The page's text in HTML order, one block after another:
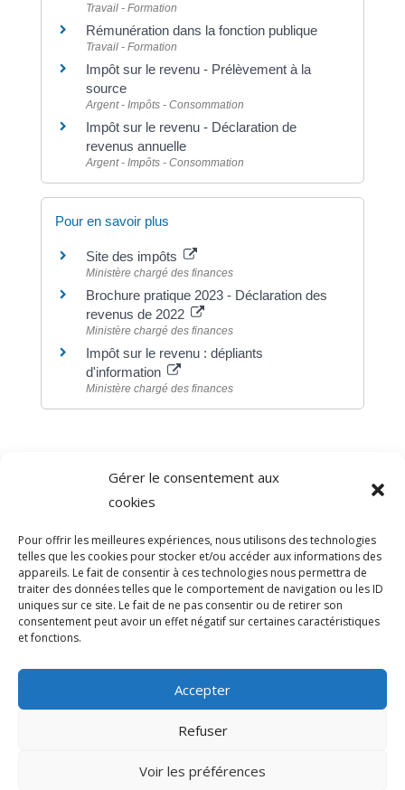
Gérer le consentement aux
cookies
Pour offrir les meilleures expériences, nous utilisons des technologies
telles que les cookies pour stocker et/ou accéder aux informations des
appareils. Le fait de consentir à ces technologies nous permettra de
traiter des données telles que le comportement de navigation ou les ID
uniques sur ce site. Le fait de ne pas consentir ou de retirer son
consentement peut avoir un effet négatif sur certaines caractéristiques
et fonctions.
Accepter
Refuser
Voir les préférences
Travail - Formation
Rémunération dans la fonction publique
Travail - Formation
Impôt sur le revenu - Prélèvement à la
source
Argent - Impôts - Consommation
Impôt sur le revenu - Déclaration de
revenus annuelle
Argent - Impôts - Consommation
Pour en savoir plus
Site des impôts
Ministère chargé des finances
Brochure pratique 2023 - Déclaration des
revenus de 2022
Ministère chargé des finances
Impôt sur le revenu : dépliants
d'information
Ministère chargé des finances
Direction de l'information légale et administrative
comarquage developpé par
© 2026 Mairie de Sainte-Léocadie | Site